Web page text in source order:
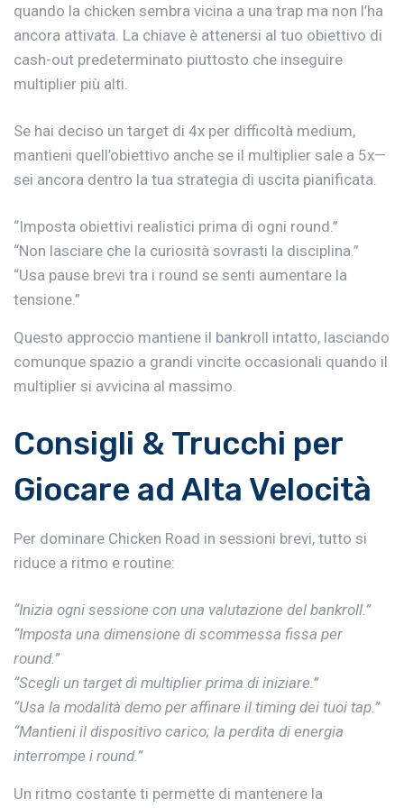
quando la chicken sembra vicina a una trap ma non l’ha
ancora attivata. La chiave è attenersi al tuo obiettivo di
cash-out predeterminato piuttosto che inseguire
multiplier più alti.
Se hai deciso un target di 4x per difficoltà medium,
mantieni quell’obiettivo anche se il multiplier sale a 5x—
sei ancora dentro la tua strategia di uscita pianificata.
“Imposta obiettivi realistici prima di ogni round.”
“Non lasciare che la curiosità sovrasti la disciplina.”
“Usa pause brevi tra i round se senti aumentare la
tensione.”
Questo approccio mantiene il bankroll intatto, lasciando
comunque spazio a grandi vincite occasionali quando il
multiplier si avvicina al massimo.
Consigli & Trucchi per
Giocare ad Alta Velocità
Per dominare Chicken Road in sessioni brevi, tutto si
riduce a ritmo e routine:
“Inizia ogni sessione con una valutazione del bankroll.”
“Imposta una dimensione di scommessa fissa per
round.”
“Scegli un target di multiplier prima di iniziare.”
“Usa la modalità demo per affinare il timing dei tuoi tap.”
“Mantieni il dispositivo carico; la perdita di energia
interrompe i round.”
Un ritmo costante ti permette di mantenere la